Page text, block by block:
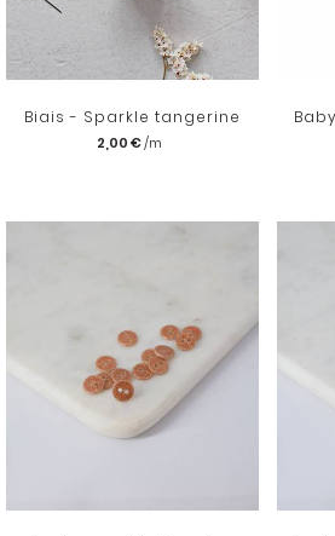
Biais - Sparkle tangerine
2,00 €